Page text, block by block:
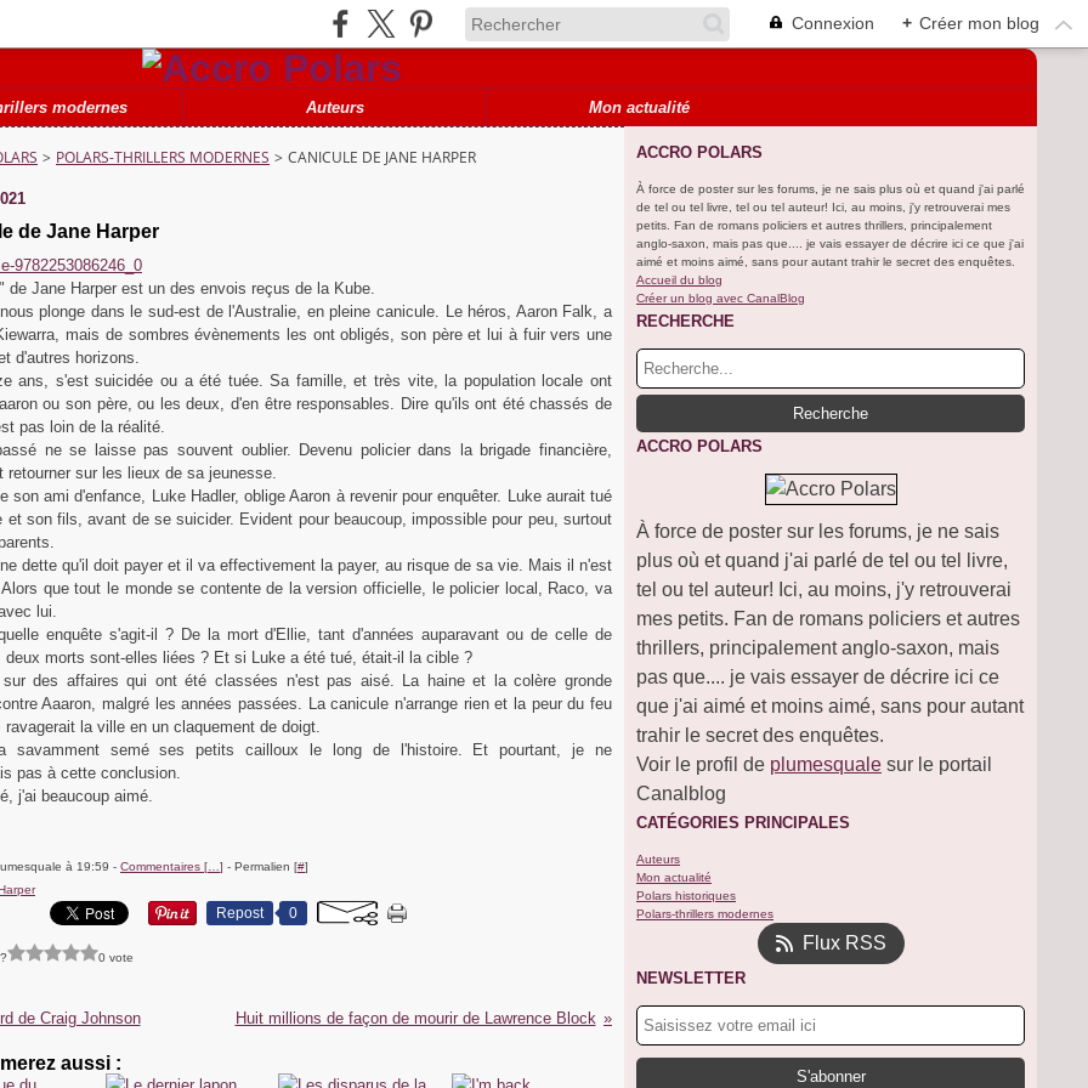
Connexion + Créer mon blog
modernes Auteurs Mon actualité
> POLARS-THRILLERS MODERNES > CANICULE DE JANE HARPER
de Jane Harper
de Jane Harper est un des envois reçus de la Kube.
plonge dans le sud-est de l'Australie, en pleine canicule. Le héros, Aaron Falk, a
mais de sombres évènements les ont obligés, son père et lui à fuir vers une
d'autres horizons.
ans, s'est suicidée ou a été tuée. Sa famille, et très vite, la population locale ont
ou son père, ou les deux, d'en être responsables. Dire qu'ils ont été chassés de
pas loin de la réalité.
ne se laisse pas souvent oublier. Devenu policier dans la brigade financière,
retourner sur les lieux de sa jeunesse.
son ami d'enfance, Luke Hadler, oblige Aaron à revenir pour enquêter. Luke aurait tué
et son fils, avant de se suicider. Evident pour beaucoup, impossible pour peu, surtout
dette qu'il doit payer et il va effectivement la payer, au risque de sa vie. Mais il n'est
que tout le monde se contente de la version officielle, le policier local, Raco, va
lui.
enquête s'agit-il ? De la mort d'Ellie, tant d'années auparavant ou de celle de
deux morts sont-elles liées ? Et si Luke a été tué, était-il la cible ?
sur des affaires qui ont été classées n'est pas aisé. La haine et la colère gronde
Aaaron, malgré les années passées. La canicule n'arrange rien et la peur du feu
ravagerait la ville en un claquement de doigt.
a savamment semé ses petits cailloux le long de l'histoire. Et pourtant, je ne
pas à cette conclusion.
j'ai beaucoup aimé.
à 19:59 - Commentaires [ ] - Permalien [#]
Repost 0
0 vote
de Craig Johnson Huit millions de façon de mourir de Lawrence Block
aussi :
ACCRO POLARS
À force de poster sur les forums, je ne sais plus où et quand j'ai parlé
de tel ou tel livre, tel ou tel auteur! Ici, au moins, j'y retrouverai mes
petits. Fan de romans policiers et autres thrillers, principalement
anglo-saxon, mais pas que.... je vais essayer de décrire ici ce que j'ai
aimé et moins aimé, sans pour autant trahir le secret des enquêtes.
Accueil du blog
Créer un blog avec CanalBlog
RECHERCHE
ACCRO POLARS
À force de poster sur les forums, je ne sais
plus où et quand j'ai parlé de tel ou tel livre,
tel ou tel auteur! Ici, au moins, j'y retrouverai
mes petits. Fan de romans policiers et autres
thrillers, principalement anglo-saxon, mais
pas que.... je vais essayer de décrire ici ce
que j'ai aimé et moins aimé, sans pour autant
trahir le secret des enquêtes.
Voir le profil de plumesquale sur le portail
Canalblog
CATÉGORIES PRINCIPALES
Auteurs
Mon actualité
Polars historiques
Polars-thrillers modernes
Flux RSS
NEWSLETTER